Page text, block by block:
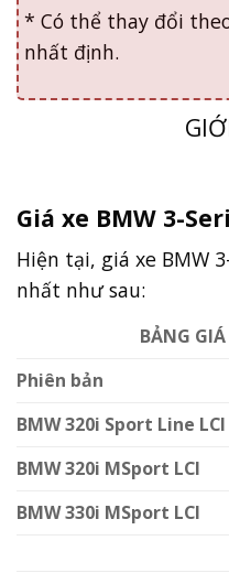
* Có thể thay đổi
nhất định.
Giá xe BMW 3-
Hiện tại, giá xe BMW
nhất như sau:
BẢNG
Phiên bản
BMW 320i Sport Line LCI
BMW 320i MSport LCI
BMW 330i MSport LCI